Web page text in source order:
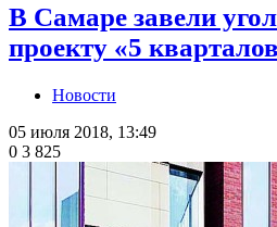
В Самаре завели
проекту «5
Новости
05 июля 2018, 13:49
0 3 825